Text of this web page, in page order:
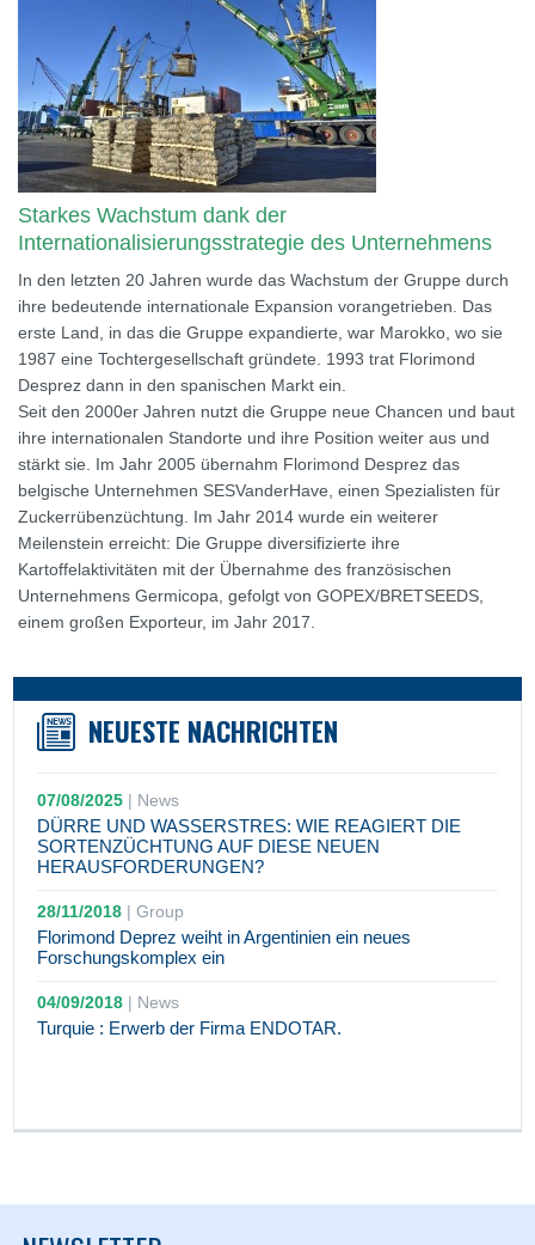
Starkes Wachstum dank der
Internationalisierungsstrategie des Unternehmens
In den letzten 20 Jahren wurde das Wachstum der Gruppe durch
ihre bedeutende internationale Expansion vorangetrieben. Das
erste Land, in das die Gruppe expandierte, war Marokko, wo sie
1987 eine Tochtergesellschaft gründete. 1993 trat Florimond
Desprez dann in den spanischen Markt ein.
Seit den 2000er Jahren nutzt die Gruppe neue Chancen und baut
ihre internationalen Standorte und ihre Position weiter aus und
stärkt sie. Im Jahr 2005 übernahm Florimond Desprez das
belgische Unternehmen SESVanderHave, einen Spezialisten für
Zuckerrübenzüchtung. Im Jahr 2014 wurde ein weiterer
Meilenstein erreicht: Die Gruppe diversifizierte ihre
Kartoffelaktivitäten mit der Übernahme des französischen
Unternehmens Germicopa, gefolgt von GOPEX/BRETSEEDS,
einem großen Exporteur, im Jahr 2017.
NEUESTE NACHRICHTEN
07/08/2025 | News
DÜRRE UND WASSERSTRES: WIE REAGIERT DIE
SORTENZÜCHTUNG AUF DIESE NEUEN
HERAUSFORDERUNGEN?
28/11/2018 |Group
Florimond Deprez weiht in Argentinien ein neues
Forschungskomplex ein
04/09/2018 | News
Turquie : Erwerb der Firma ENDOTAR.